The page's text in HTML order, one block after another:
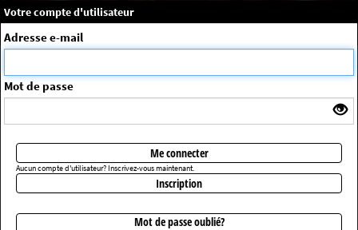
Message système
La séance choisie n'a pas été trouvée
Votre compte d'utilisateur
Adresse e-mail
Mot de passe
Me connecter
Aucun compte d'utilisateur? Inscrivez-vous maintenant.
Inscription
Mot de passe oublié?